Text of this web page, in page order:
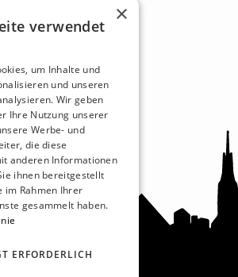
×
verwendet
um Inhalte und
und unseren
Wir geben
Ihre Nutzung unserer
Werbe- und
die diese
anderen Informationen
ihnen bereitgestellt
im Rahmen Ihrer
gesammelt haben.
ERFORDERLICH